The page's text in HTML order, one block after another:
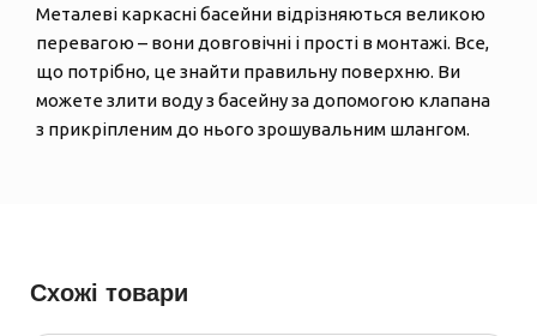
Металеві каркасні басейни відрізняються великою
перевагою – вони довговічні і прості в монтажі. Все,
що потрібно, це знайти правильну поверхню. Ви
можете злити воду з басейну за допомогою клапана
з прикріпленим до нього зрошувальним шлангом.
Схожі товари